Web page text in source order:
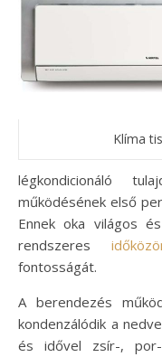
Klíma
légkondicionáló
működésének első
Ennek oka világos
rendszeres
fontosságát.
A berendezés
kondenzálódik a
és idővel zsír-,